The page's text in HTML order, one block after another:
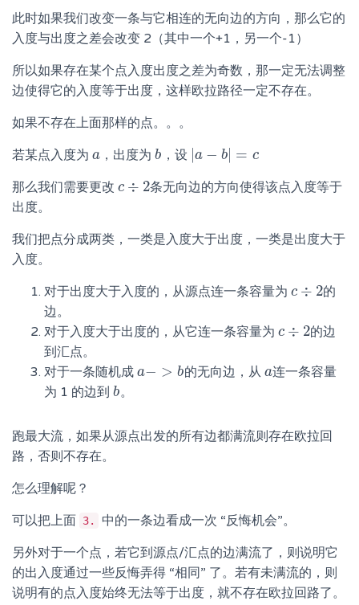
此时如果我们改变一条与它相连的无向边的方向，那么它的
入度与出度之差会改变 2（其中一个+1，另一个-1）
所以如果存在某个点入度出度之差为奇数，那一定无法调整
边使得它的入度等于出度，这样欧拉路径一定不存在。
如果不存在上面那样的点。。。
若某点入度为 a
a ，出度为b
b ，设 a − b = c
a−b |= c
那么我们需要更改 c ÷ 2
c ÷2
条无向边的方向使得该点入度等于
出度。
我们把点分成两类，一类是入度大于出度，一类是出度大于
入度。
对于出度大于入度的，从源点连一条容量为 c ÷ 2
c ÷2
的
边。
对于入度大于出度的，从它连一条容量为 c ÷ 2
c ÷2
的边
到汇点。
对于一条随机成 a− > b
a−> b 的无向边，从 a
a连一条容量
为 1 的边到 b
b。
跑最大流，如果从源点出发的所有边都满流则存在欧拉回
路，否则不存在。
怎么理解呢？
可以把上面 3.
中的一条边看成一次 “反悔机会”。
另外对于一个点，若它到源点/汇点的边满流了，则说明它
的出入度通过一些反悔弄得 “相同” 了。若有未满流的，则
说明有的点入度始终无法等于出度，就不存在欧拉回路了。